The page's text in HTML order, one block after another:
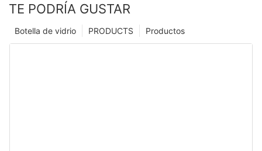
TE PODRÍA GUSTAR
Productos
PRODUCTS
Botella de vidrio